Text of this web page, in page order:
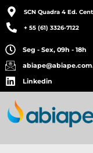
SCN Quadra 4 Ed.
+ 55 (61) 3326-7122
Seg - Sex, 09h - 18h
Linkedin